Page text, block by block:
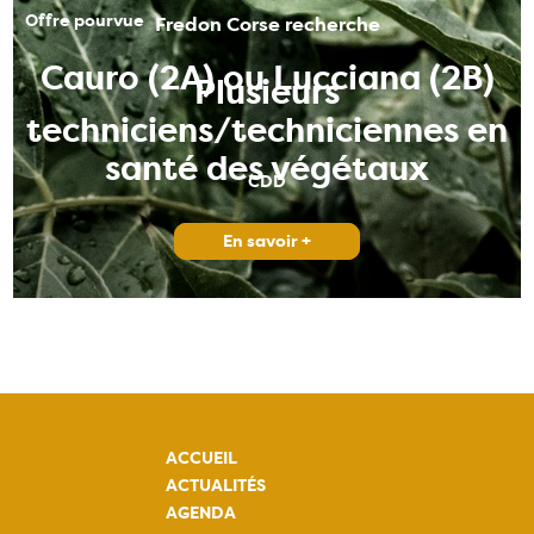
Fredon Corse recherche
Plusieurs
techniciens/techniciennes en
santé des végétaux
Cauro (2A) ou Lucciana (2B)
CDD
En savoir +
Offre pourvue
ACCUEIL
ACTUALITÉS
AGENDA